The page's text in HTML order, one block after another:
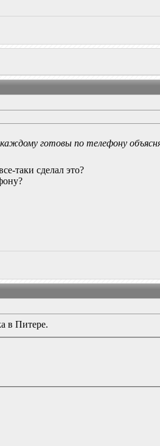
каждому готовы по телефону
таки сделал это?
в Питере.